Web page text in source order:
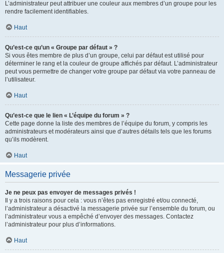
L’administrateur peut attribuer une couleur aux membres d’un groupe pour les
rendre facilement identifiables.
Haut
Qu’est-ce qu’un « Groupe par défaut » ?
Si vous êtes membre de plus d’un groupe, celui par défaut est utilisé pour
déterminer le rang et la couleur de groupe affichés par défaut. L’administrateur
peut vous permettre de changer votre groupe par défaut via votre panneau de
l’utilisateur.
Haut
Qu’est-ce que le lien « L’équipe du forum » ?
Cette page donne la liste des membres de l’équipe du forum, y compris les
administrateurs et modérateurs ainsi que d’autres détails tels que les forums
qu’ils modèrent.
Haut
Messagerie privée
Je ne peux pas envoyer de messages privés !
Il y a trois raisons pour cela : vous n’êtes pas enregistré et/ou connecté,
l’administrateur a désactivé la messagerie privée sur l’ensemble du forum, ou
l’administrateur vous a empêché d’envoyer des messages. Contactez
l’administrateur pour plus d’informations.
Haut